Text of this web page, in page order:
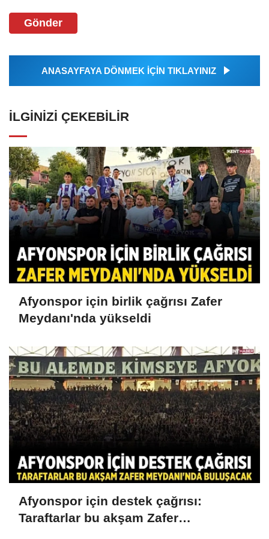
Gönder
ANASAYFAYA DÖNMEK İÇİN TIKLAYINIZ
İLGINIZI ÇEKEBILIR
Afyonspor için birlik çağrısı Zafer
Meydanı'nda yükseldi
Afyonspor için destek çağrısı:
Taraftarlar bu akşam Zafer